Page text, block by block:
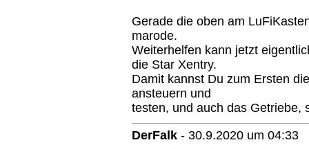
Gerade die oben am
marode.
Weiterhelfen kann jetzt
die Star Xentry.
Damit kannst Du zum Ersten
ansteuern und
testen, und auch das Getriebe,
DerFalk - 30.9.2020 um 04:33